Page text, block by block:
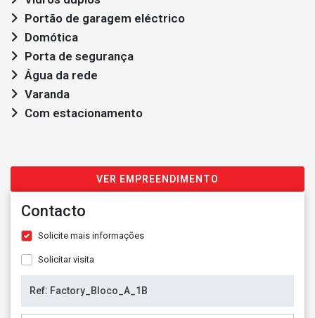
Portão de garagem eléctrico
Domótica
Porta de segurança
Água da rede
Varanda
Com estacionamento
VER EMPREENDIMENTO
Contacto
Solicite mais informações
Solicitar visita